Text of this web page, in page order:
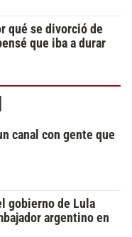
qué se divorció de
que iba a durar
canal con gente que
gobierno de Lula
argentino en